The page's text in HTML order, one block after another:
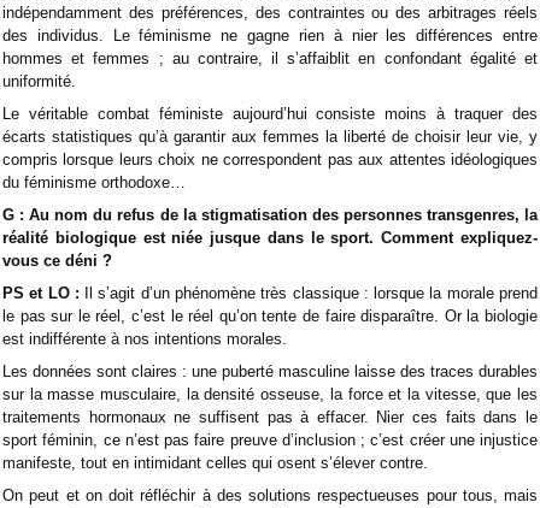
indépendamment des préférences, des contraintes ou des arbitrages réels
des individus. Le féminisme ne gagne rien à nier les différences entre
hommes et femmes ; au contraire, il s’affaiblit en confondant égalité et
uniformité.
Le véritable combat féministe aujourd’hui consiste moins à traquer des
écarts statistiques qu’à garantir aux femmes la liberté de choisir leur vie, y
compris lorsque leurs choix ne correspondent pas aux attentes idéologiques
du féminisme orthodoxe…
G : Au nom du refus de la stigmatisation des personnes transgenres, la
réalité biologique est niée jusque dans le sport. Comment expliquez-
vous ce déni ?
PS et LO :
Il s’agit d’un phénomène très classique : lorsque la morale prend
le pas sur le réel, c’est le réel qu’on tente de faire disparaître. Or la biologie
est indifférente à nos intentions morales.
Les données sont claires : une puberté masculine laisse des traces durables
sur la masse musculaire, la densité osseuse, la force et la vitesse, que les
traitements hormonaux ne suffisent pas à effacer. Nier ces faits dans le
sport féminin, ce n’est pas faire preuve d’inclusion ; c’est créer une injustice
manifeste, tout en intimidant celles qui osent s’élever contre.
On peut et on doit réfléchir à des solutions respectueuses pour tous, mais